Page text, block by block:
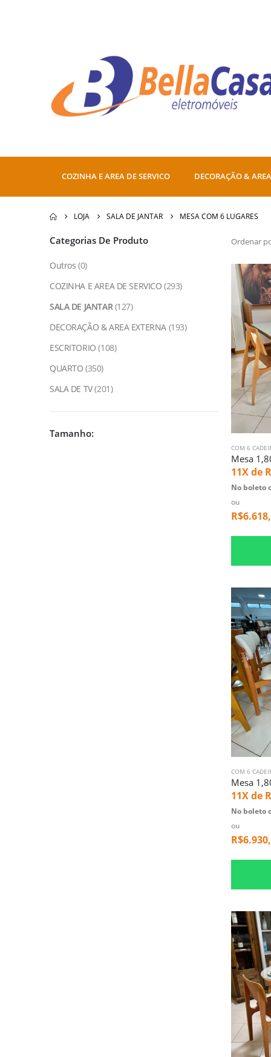
COZINHA E AREA DE SERVICO DECORAÇÃO &
LOJA SALA DE JANTAR MESA COM 6 LUGARES
Ordenar
COM 6
11X de
No boleto
ou
R$
COM 6
11X de
No boleto
ou
R$
Categorias De Produto
Outros (0)
COZINHA E AREA DE SERVICO (293)
SALA DE JANTAR (127)
DECORAÇÃO & AREA EXTERNA (193)
ESCRITORIO (108)
QUARTO (350)
SALA DE TV(201)
Tamanho: